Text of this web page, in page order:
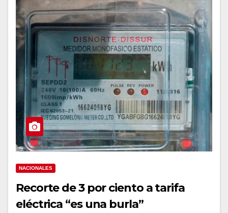
NACIONALES
Recorte de 3 por ciento a tarifa
eléctrica “es una burla”